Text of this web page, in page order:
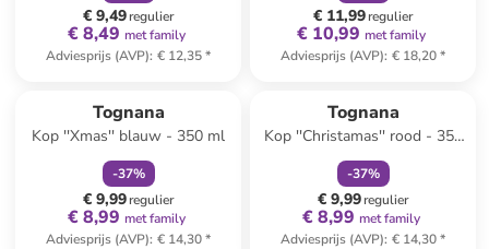
€ 9,49regulier
€ 8,49 met family
Adviesprijs (AVP): € 12,35*
€ 11,99regulier
€ 10,99 met family
Adviesprijs (AVP): € 18,20*
Tognana
Kop ''Xmas'' blauw - 350 ml
-37%
€ 9,99regulier
€ 8,99 met family
Adviesprijs (AVP): € 14,30*
Tognana
Kop ''Christamas'' rood - 350
ml
-37%
€ 9,99regulier
€ 8,99 met family
Adviesprijs (AVP): € 14,30*